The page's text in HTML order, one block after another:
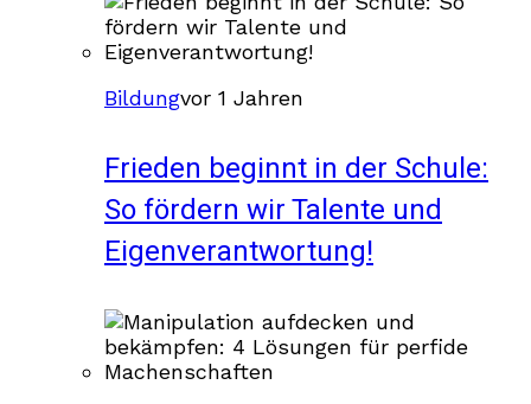
Bildungvor 1 Jahren
Frieden beginnt in der Schule:
So fördern wir Talente und
Eigenverantwortung!